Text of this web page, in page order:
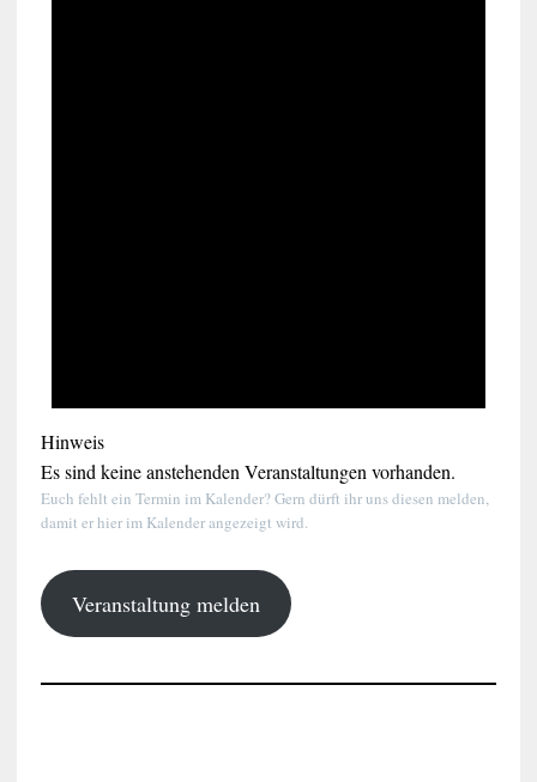
Hinweis
Es sind keine anstehenden Veranstaltungen vorhanden.
Euch fehlt ein Termin im Kalender? Gern dürft ihr uns diesen melden,
damit er hier im Kalender angezeigt wird.
Veranstaltung melden